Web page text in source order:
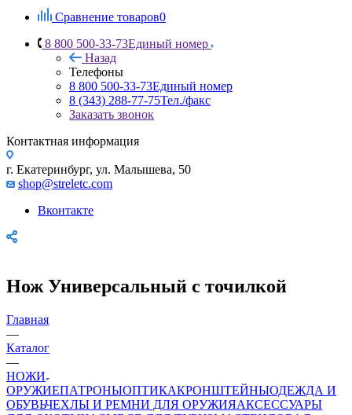
Сравнение товаров0
8 800 500-33-73Единый номер
Назад
Телефоны
8 800 500-33-73Единый номер
8 (343) 288-77-75Тел./факс
Заказать звонок
Контактная информация
г. Екатеринбург, ул. Малышева, 50
shop@streletc.com
Вконтакте
Нож Универсальный с точилкой
Главная
—
Каталог
—
НОЖИ
ОРУЖИЕПАТРОНЫОПТИКАКРОНШТЕЙНЫОДЕЖДА И
ОБУВЬЧЕХЛЫ И РЕМНИ ДЛЯ ОРУЖИЯАКСЕССУАРЫ